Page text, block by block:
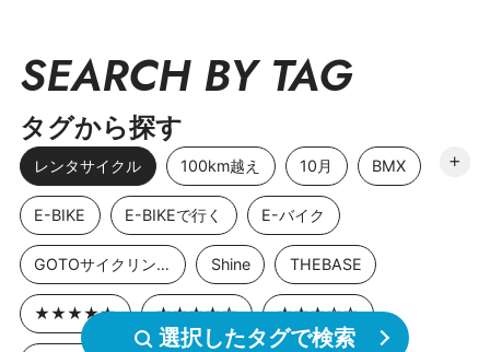
SEARCH BY TAG
タグから探す
レンタサイクル 100km越え 10月 BMX
E-BIKE E-BIKEで行く E-バイク
GOTOサイクリングスポット Shine THEBASE
★★★★★ ★★★★☆ ★★★☆☆
選択したタグで検索